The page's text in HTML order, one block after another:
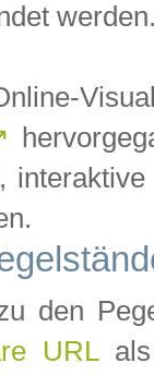
den
URLals